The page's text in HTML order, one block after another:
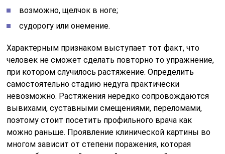
возможно, щелчок в ноге;
судорогу или онемение.
Характерным признаком выступает тот факт, что
человек не сможет сделать повторно то упражнение,
при котором случилось растяжение. Определить
самостоятельно стадию недуга практически
невозможно. Растяжения нередко сопровождаются
вывихами, суставными смещениями, переломами,
поэтому стоит посетить профильного врача как
можно раньше. Проявление клинической картины во
многом зависит от степени поражения, которая